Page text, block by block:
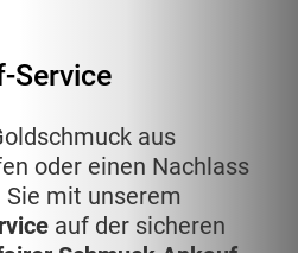
Service
aus
oder einen Nachlass
Sie mit unserem
auf der sicheren